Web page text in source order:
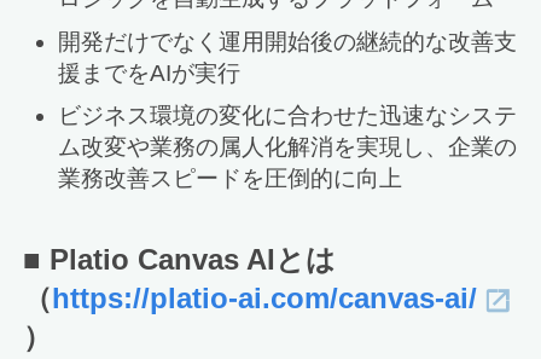
開発だけでなく運用開始後の継続的な改善支
援までをAIが実行
ビジネス環境の変化に合わせた迅速なシステ
ム改変や業務の属人化解消を実現し、企業の
業務改善スピードを圧倒的に向上
■ Platio Canvas AI とは
（https://platio-ai.com/canvas-ai/
）